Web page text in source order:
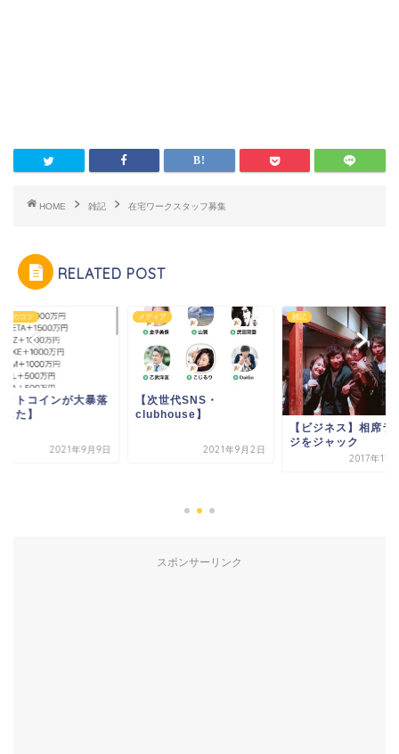
HOME 雑記 在宅ワークスタッフ募集
RELATED POST
スのコツ
ットコインが大暴落
た】
2021年9月9日
メディア
【次世代SNS・
clubhouse】
2021年9月2日
雑記
【ビジネス】相席ラ
ジをジャック
2017年11
スポンサーリンク